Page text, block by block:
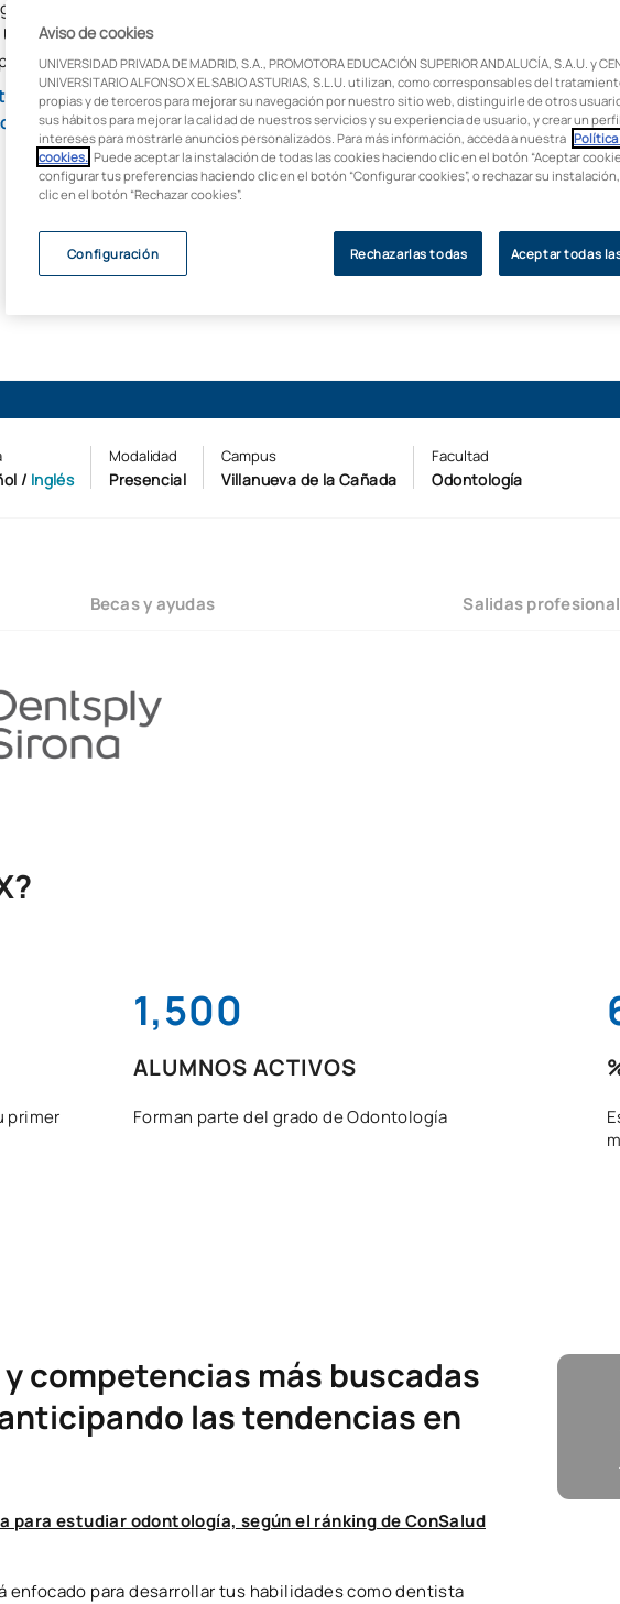
y obtendrás experiencia,
98% de nuestros estudiantes
desarrollar todo tu potencial?
Odontología en España
Nº1 de España en empleabilidad
/ Inglés
Modalidad
Presencial
Campus
Villanueva de la Cañada
Facultad
Odontología
Becas y ayudas Salidas
primer
1,500
ALUMNOS ACTIVOS
Forman parte del grado de Odontología
competencias más buscadas
las tendencias en
para estudiar odontología, según el ránking de ConSalud
enfocado para desarrollar tus habilidades como dentista
Aviso de cookies
UNIVERSIDAD PRIVADA DE MADRID, S.A., PROMOTORA EDUCACIÓN SUPERIOR ANDALUCÍA, S.A.U. y
UNIVERSITARIO ALFONSO X EL SABIO ASTURIAS, S.L.U. utilizan, como corresponsables del
propias y de terceros para mejorar su navegación por nuestro sitio web, distinguirle de otros
sus hábitos para mejorar la calidad de nuestros servicios y su experiencia de usuario, y crear un
intereses para mostrarle anuncios personalizados. Para más información, acceda a nuestra Política
cookies. . Puede aceptar la instalación de todas las cookies haciendo clic en el botón “Aceptar
configurar tus preferencias haciendo clic en el botón “Configurar cookies”, o rechazar su
clic en el botón “Rechazar cookies”.
Rechazarlas todas Aceptar todas
Configuración